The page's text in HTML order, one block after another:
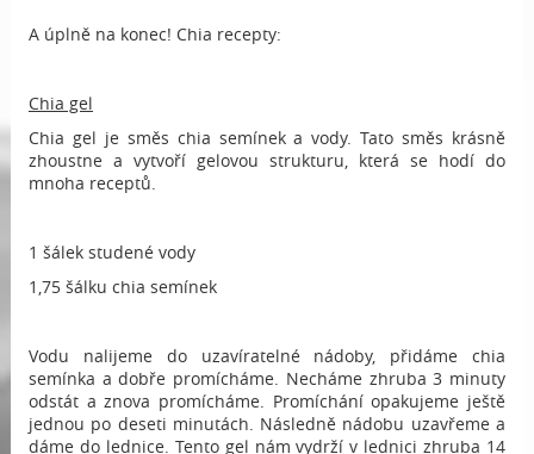
A úplně na konec! Chia recepty:
Chia gel
Chia gel je směs chia semínek a vody. Tato směs krásně
zhoustne a vytvoří gelovou strukturu, která se hodí do
mnoha receptů.
1 šálek studené vody
1,75 šálku chia semínek
Vodu nalijeme do uzavíratelné nádoby, přidáme chia
semínka a dobře promícháme. Necháme zhruba 3 minuty
odstát a znova promícháme. Promíchání opakujeme ještě
jednou po deseti minutách. Následně nádobu uzavřeme a
dáme do lednice. Tento gel nám vydrží v lednici zhruba 14